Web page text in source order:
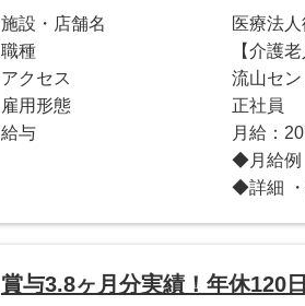
施設・店舗名
医療法
職種
【介護
アクセス
流山セ
雇用形態
正社員
給与
月給：
◆月給例
◆詳細 ・
賞与3.8ヶ月分実績！年休120